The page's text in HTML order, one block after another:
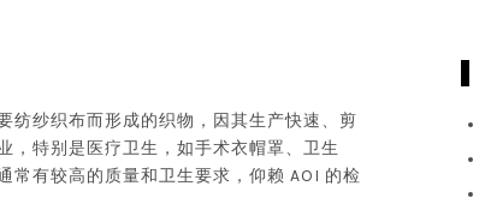
纺纱织布而形成的织物，因其生产快速、剪
，特别是医疗卫生，如手术衣帽罩、卫生
常有较高的质量和卫生要求，仰赖 AOI 的检